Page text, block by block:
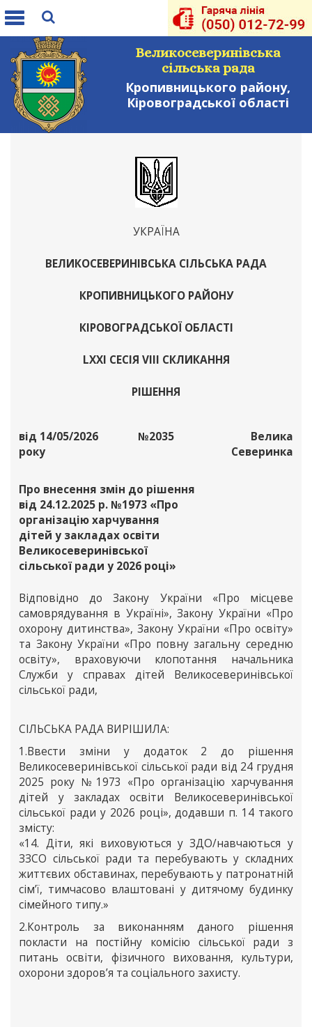
Toggle
Великосеверинівська
сільська рада
Кропивницького району,
Кіровоградської області
УКРАЇНА
ВЕЛИКОСЕВЕРИНІВСЬКА СІЛЬСЬКА РАДА
КРОПИВНИЦЬКОГО РАЙОНУ
КІРОВОГРАДСЬКОЇ ОБЛАСТІ
LXХІ СЕСІЯ VІІІ СКЛИКАННЯ
РІШЕННЯ
від 14/05/2026
року
№2035
Велика
Северинка
Про внесення змін до рішення
від 24.12.2025 р. №1973 «Про
організацію харчування
дітей у закладах освіти
Великосеверинівської
сільської ради у 2026 році»
Відповідно до Закону України «Про місцеве
самоврядування в Україні», Закону України «Про
охорону дитинства», Закону України «Про освіту»
та Закону України «Про повну загальну середню
освіту», враховуючи клопотання начальника
Служби у справах дітей Великосеверинівської
сільської ради,
СІЛЬСЬКА РАДА ВИРІШИЛА:
1.Ввести зміни у додаток 2 до рішення
Великосеверинівської сільської ради від 24 грудня
2025 року №1973 «Про організацію харчування
дітей у закладах освіти Великосеверинівської
сільської ради у 2026 році», додавши п. 14 такого
змісту:
«14. Діти, які виховуються у ЗДО/навчаються у
ЗЗСО сільської ради та перебувають у складних
життєвих обставинах, перебувають у патронатній
сім’ї, тимчасово влаштовані у дитячому будинку
сімейного типу.»
2.Контроль за виконанням даного рішення
покласти на постійну комісію сільської ради з
питань освіти, фізичного виховання, культури,
охорони здоров’я та соціального захисту.